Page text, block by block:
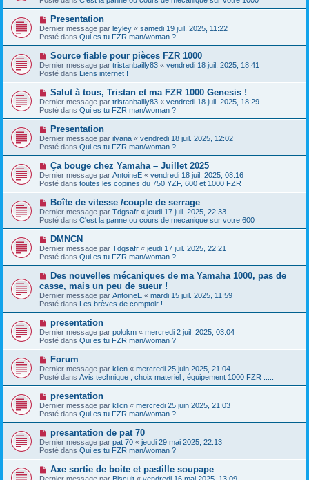
g
e
m
e
s
a
g
e
v
e
a
u
m
e
s
s
a
g
e
N
o
u
v
e
a
u
m
e
s
s
a
g
e
Presentation
Dernier message par leyley « samedi 19 juil. 2025, 11:22
Posté dans Qui es tu FZR man/woman ?
N
o
u
v
e
a
u
m
e
s
a
g
e
Source fiable pour pièces FZR 1000
Dernier message par tristanbailly83 « vendredi 18 juil. 2025, 18:41
Posté dans Liens internet !
N
o
u
v
e
a
u
m
e
s
s
a
g
e
Salut à tous, Tristan et ma FZR 1000 Genesis !
Dernier message par tristanbailly83 « vendredi 18 juil. 2025, 18:29
Posté dans Qui es tu FZR man/woman ?
N
o
u
v
a
u
m
e
s
a
g
e
Presentation
Dernier message par ilyana « vendredi 18 juil. 2025, 12:02
Posté dans Qui es tu FZR man/woman ?
N
o
u
v
e
a
u
m
e
s
a
g
e
Ça bouge chez Yamaha – Juillet 2025
Dernier message par AntoineE « vendredi 18 juil. 2025, 08:16
Posté dans toutes les copines du 750 YZF, 600 et 1000 FZR
N
o
u
v
e
a
u
m
e
s
a
g
e
Boîte de vitesse /couple de serrage
Dernier message par Tdgsafr « jeudi 17 juil. 2025, 22:33
Posté dans C'est la panne ou cours de mecanique sur votre 600
N
o
u
v
e
a
u
m
e
s
s
a
g
e
DMNCN
Dernier message par Tdgsafr « jeudi 17 juil. 2025, 22:21
Posté dans Qui es tu FZR man/woman ?
N
u
v
e
a
u
m
e
s
s
a
g
e
Des nouvelles mécaniques de ma Yamaha 1000, pas de
casse, mais un peu de sueur !
Dernier message par AntoineE « mardi 15 juil. 2025, 11:59
Posté dans Les brèves de comptoir !
N
o
u
v
e
a
u
m
e
s
s
a
g
presentation
Dernier message par polokm « mercredi 2 juil. 2025, 03:04
Posté dans Qui es tu FZR man/woman ?
N
o
u
v
u
m
e
s
s
a
g
Forum
Dernier message par kllcn « mercredi 25 juin 2025, 21:04
Posté dans Avis technique , choix materiel , équipement 1000 FZR .....
N
o
u
v
u
m
e
s
s
presentation
Dernier message par kllcn « mercredi 25 juin 2025, 21:03
Posté dans Qui es tu FZR man/woman ?
N
o
u
v
a
presantation de pat 70
Dernier message par pat 70 « jeudi 29 mai 2025, 22:13
Posté dans Qui es tu FZR man/woman ?
N
o
Axe sortie de boite et pastille soupape
Dernier message par Biscuit « vendredi 16 mai 2025, 13:09